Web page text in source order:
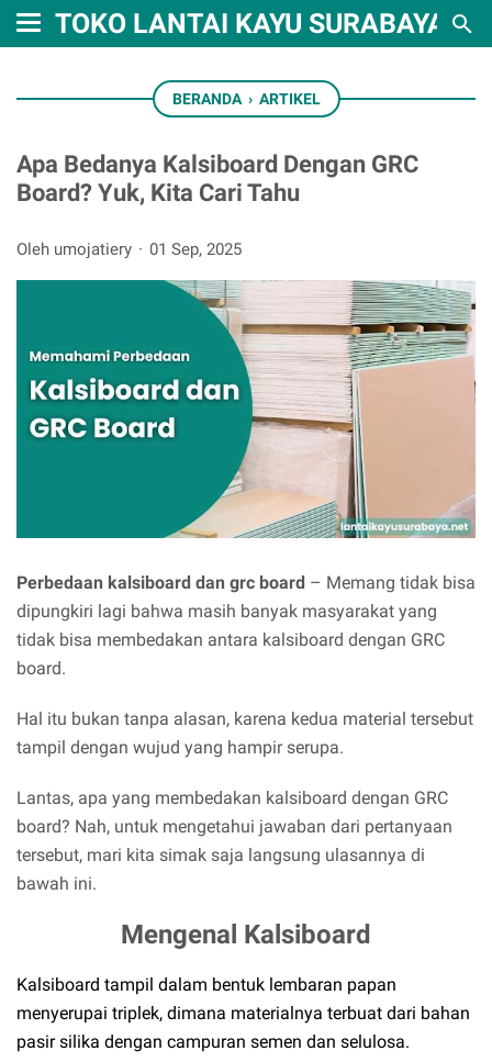
TOKO LANTAI KAYU SURABAYA
BERANDA › ARTIKEL
Apa Bedanya Kalsiboard Dengan GRC
Board? Yuk, Kita Cari Tahu
Oleh umojatiery 01 Sep, 2025
Perbedaan kalsiboard dan grc board – Memang tidak bisa
dipungkiri lagi bahwa masih banyak masyarakat yang
tidak bisa membedakan antara kalsiboard dengan GRC
board.
Hal itu bukan tanpa alasan, karena kedua material tersebut
tampil dengan wujud yang hampir serupa.
Lantas, apa yang membedakan kalsiboard dengan GRC
board? Nah, untuk mengetahui jawaban dari pertanyaan
tersebut, mari kita simak saja langsung ulasannya di
bawah ini.
Mengenal Kalsiboard
Kalsiboard tampil dalam bentuk lembaran papan
menyerupai triplek, dimana materialnya terbuat dari bahan
pasir silika dengan campuran semen dan selulosa.